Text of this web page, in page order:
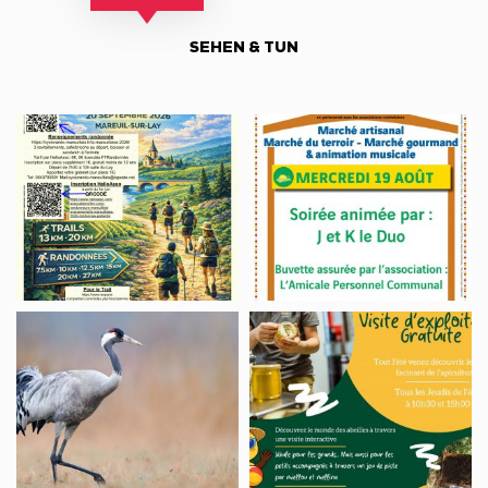
SEHEN & TUN
Randonnées
pédestre
La
Mareuillaise
2026
Marché
semi-
nocturne
Festiv’Michelaise
WANDERUNG
„DER
BUCHT
LAUFENDES
Visite
d’exploitation
apicole